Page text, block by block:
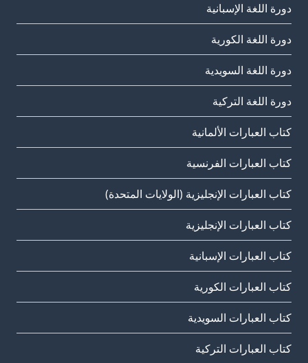
دورة اللغة الإسبانية
دورة اللغة الكورية
دورة اللغة السويدية
دورة اللغة التركية
كتاب العبارات الألمانية
كتاب العبارات الفرنسية
كتاب العبارات الإنجليزية (الولايات المتحدة)
كتاب العبارات الإنجليزية
كتاب العبارات الإسبانية
كتاب العبارات الكورية
كتاب العبارات السويدية
كتاب العبارات التركية